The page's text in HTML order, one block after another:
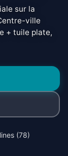
sur la
ville
+ tuile plate,
(78)